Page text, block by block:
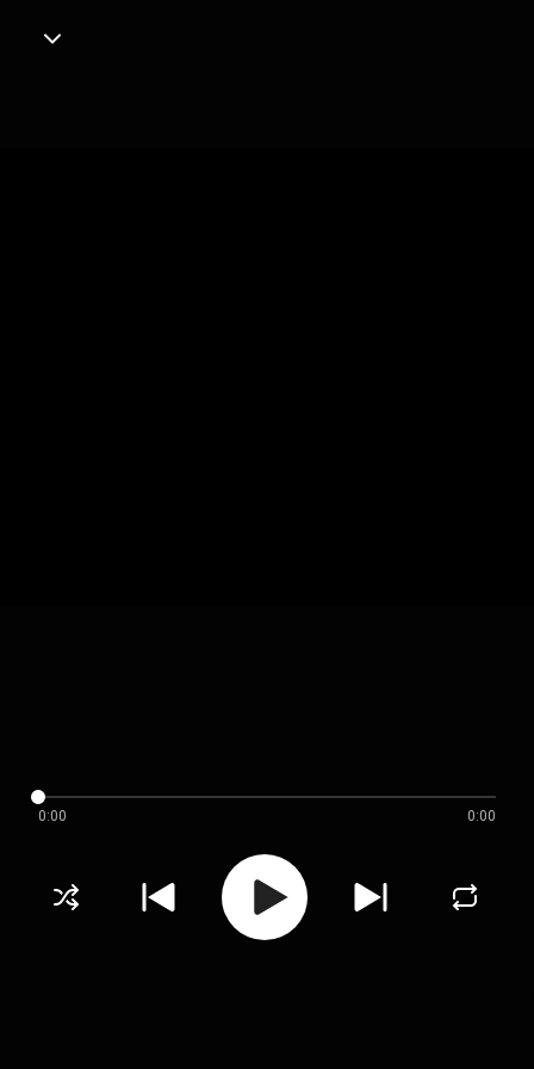
0:00 0:00